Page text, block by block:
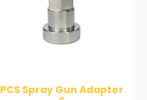
PCS Spray Gun Adapter